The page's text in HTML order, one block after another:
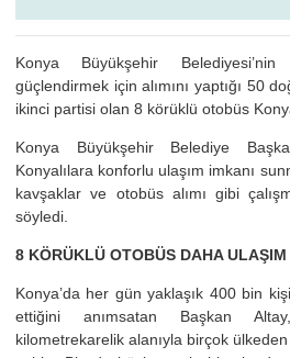
Konya Büyükşehir
güçlendirmek için alımını yaptığı 50
ikinci partisi olan 8 körüklü otobüs
Konya Büyükşehir Belediye
Konyalılara konforlu ulaşım imkanı
kavşaklar ve otobüs alımı gibi
söyledi.
8 KÖRÜKLÜ OTOBÜS DAHA
Konya’da her gün yaklaşık 400 bin
ettiğini anımsatan Başkan
kilometrekarelik alanıyla birçok